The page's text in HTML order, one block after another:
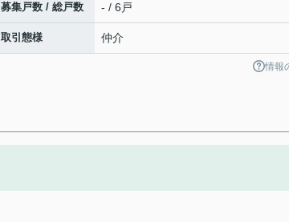
募集戸数 / 総戸数 - / 6戸
取引態様 仲介
情報